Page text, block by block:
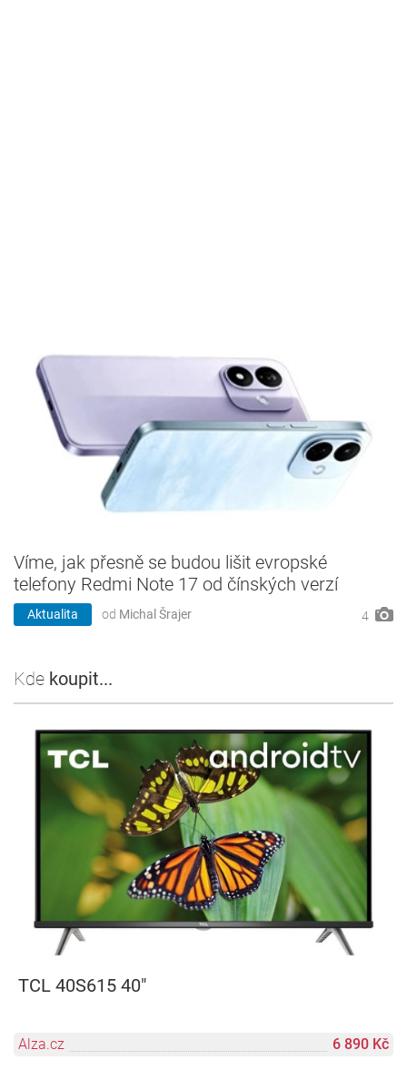
Víme, jak přesně se budou lišit evropské
telefony Redmi Note 17 od čínských verzí
Aktualita od Michal Šrajer 4
Kde koupit...
TCL 40S615 40"
Alza.cz 6 890 Kč